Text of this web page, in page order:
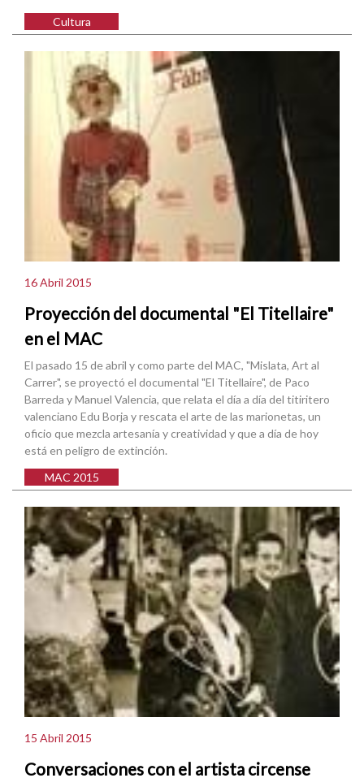
Cultura
16 Abril 2015
Proyección del documental "El Titellaire"
en el MAC
El pasado 15 de abril y como parte del MAC, "Mislata, Art al
Carrer", se proyectó el documental "El Titellaire", de Paco
Barreda y Manuel Valencia, que relata el día a día del titiritero
valenciano Edu Borja y rescata el arte de las marionetas, un
oficio que mezcla artesanía y creatividad y que a día de hoy
está en peligro de extinción.
MAC 2015
15 Abril 2015
Conversaciones con el artista circense